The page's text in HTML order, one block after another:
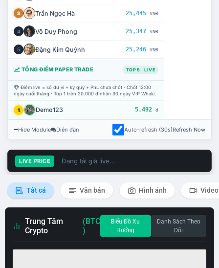
3 Trần Ngọc Hà 25,445 VNĐ
4 Võ Duy Phong 25,347 VNĐ
5 Đặng Kim Quỳnh 25,246 VNĐ
TỔNG ĐIỂM PAPER TRADE TOP 5 · LIVE
Điểm live = số dư ví + ký quỹ + PnL chưa chốt · Chốt 12:00
ngày cuối tháng · Top 1 trên 20.000 đ nhận 30 ngày VIP Whale.
1 Demo123 5.492 đ
Hide Module Diễn đàn Auto-refresh (30s)Refresh Now
LIVE PRICE Đang tải giá live...
Tất cả Văn bản Hình ảnh Video
Trung Tâm
Crypto
(BTC
)
Biểu Đồ Xu
Hướng
Danh Sách Theo
Dõi